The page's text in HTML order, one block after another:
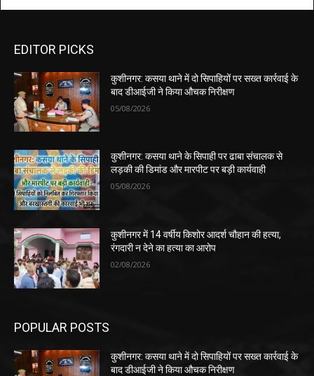
EDITOR PICKS
कुशीनगर: कसया थाने में दो सिपाहियों पर सख्त कार्रवाई के
बाद डीआईजी ने किया औचक निरीक्षण
05/08/2026
कुशीनगर: कसया थाने के सिपाही पर ढाबा संचालक से
लड़की की डिमांड और मारपीट पर बड़ी कार्यवाही
05/08/2026
कुशीनगर में 14 वर्षीय किशोर आदर्श चौहान की हत्या,
रंगदारी न देने का हत्या का आरोप
02/08/2026
POPULAR POSTS
कुशीनगर: कसया थाने में दो सिपाहियों पर सख्त कार्रवाई के
बाद डीआईजी ने किया औचक निरीक्षण